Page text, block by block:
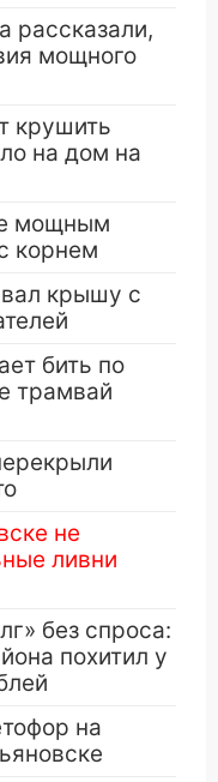
рассказали,
мощного
крушить
на дом на
мощным
корнем
крышу с
бить по
трамвай
не
ливни
без спроса:
похитил у
на